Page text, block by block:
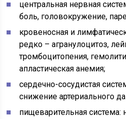
центральная нервная
боль, головокружение,
кровеносная и
редко – агранулоцитоз,
тромбоцитопения,
апластическая анемия;
сердечно-сосудистая
снижение артериального
пищеварительная система: